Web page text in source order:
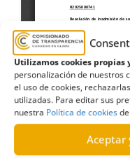
Utilizamos cookies propias
personalización de nuestros
el uso de cookies,
utilizadas. Para editar sus
nuestra Política de cookies
Aceptar